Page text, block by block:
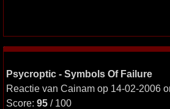
Psycroptic - Symbols Of Failure
Reactie van Cainam op 14-02-2006
Score: 95 / 100